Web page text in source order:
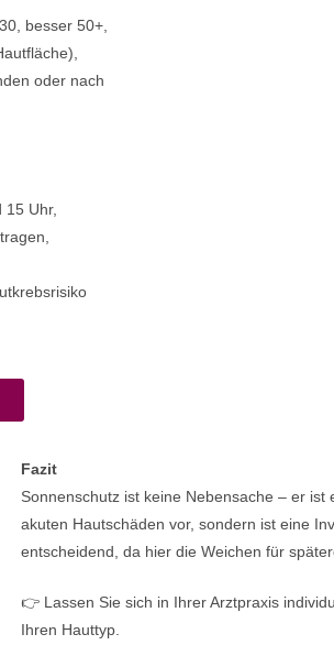
besser 50+,
oder nach
Uhr,
Fazit
Sonnenschutz ist keine Nebensache – er
akuten Hautschäden vor, sondern ist eine
entscheidend, da hier die Weichen für
👉 Lassen Sie sich in Ihrer Arztpraxis
Ihren Hauttyp.